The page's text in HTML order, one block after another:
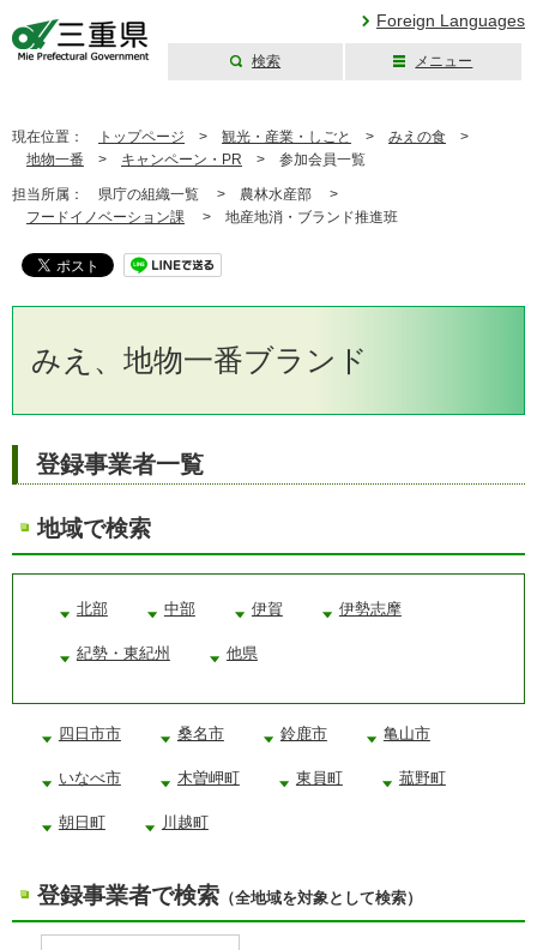
Foreign Languages
検索 メニュー
現在位置： トップページ > 観光・産業・しごと > みえの食 >
地物一番 > キャンペーン・PR > 参加会員一覧
担当所属： 県庁の組織一覧 > 農林水産部 >
フードイノベーション課 > 地産地消・ブランド推進班
みえ、地物一番ブランド
登録事業者一覧
地域で検索
北部 中部 伊賀 伊勢志摩
紀勢・東紀州 他県
四日市市 桑名市 鈴鹿市 亀山市
いなべ市 木曽岬町 東員町 菰野町
朝日町 川越町
登録事業者で検索 （全地域を対象として検索）